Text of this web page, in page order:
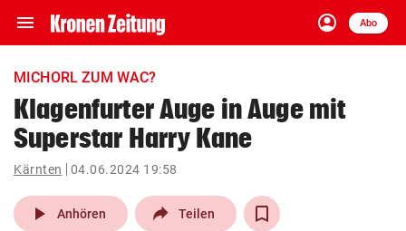
menu Navigation
ein-/ausklappen
account_circle
Anmelden
Abo
close Schließen
account_circle Anmelden
pin_drop
Wien arrow_right
MICHORL ZUM WAC?
Klagenfurter Auge in Auge mit
Superstar Harry Kane
Kärnten 04.06.2024 19:58
play_arrow Anhören Teilen